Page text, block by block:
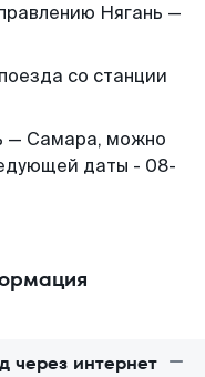
Нягань —
со станции
— Самара, можно
даты - 08-
через интернет